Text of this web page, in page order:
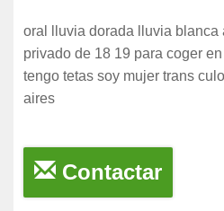
oral lluvia dorada lluvia blanca
privado de 18 19 para coger
tengo tetas soy mujer trans
aires
Contactar